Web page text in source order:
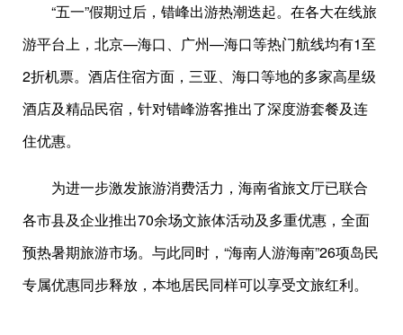
“五一”假期过后，错峰出游热潮迭起。在各大在线旅
游平台上，北京—海口、广州—海口等热门航线均有1至
2折机票。酒店住宿方面，三亚、海口等地的多家高星级
酒店及精品民宿，针对错峰游客推出了深度游套餐及连
住优惠。
为进一步激发旅游消费活力，海南省旅文厅已联合
各市县及企业推出70余场文旅体活动及多重优惠，全面
预热暑期旅游市场。与此同时，“海南人游海南”26项岛民
专属优惠同步释放，本地居民同样可以享受文旅红利。